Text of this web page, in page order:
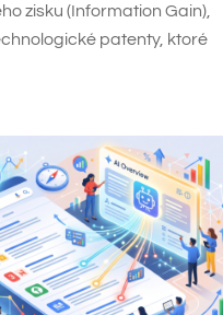
zisku (Information Gain),
patenty, ktoré